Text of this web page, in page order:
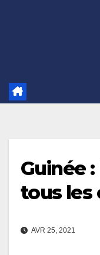
Guinée :
tous les
AVR 25, 2021